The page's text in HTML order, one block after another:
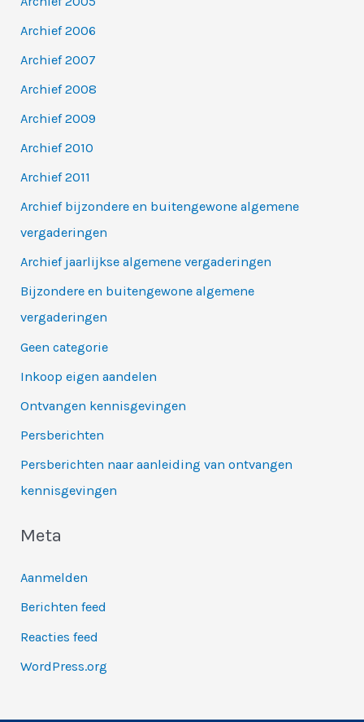
:Archief 2006
Archief 2007
Archief 2008
Archief 2009
Archief 2010
Archief 2011
Archief bijzondere en buitengewone algemene
vergaderingen
Archief jaarlijkse algemene vergaderingen
Bijzondere en buitengewone algemene
vergaderingen
Geen categorie
Inkoop eigen aandelen
Ontvangen kennisgevingen
Persberichten
Persberichten naar aanleiding van ontvangen
kennisgevingen
Meta
Aanmelden
Berichten feed
Reacties feed
WordPress.org